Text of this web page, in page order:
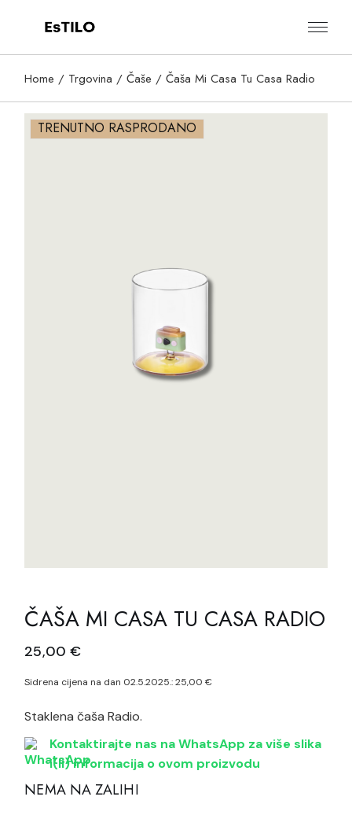
Home Trgovina Čaše Čaša Mi Casa Tu Casa Radio
TRENUTNO RASPRODANO
ČAŠA MI CASA TU CASA RADIO
25,00 €
Sidrena cijena na dan 02.5.2025.:25,00€
Staklena čaša Radio.
Kontaktirajte nas na WhatsApp za više slika
i(li) informacija o ovom proizvodu
NEMA NA ZALIHI